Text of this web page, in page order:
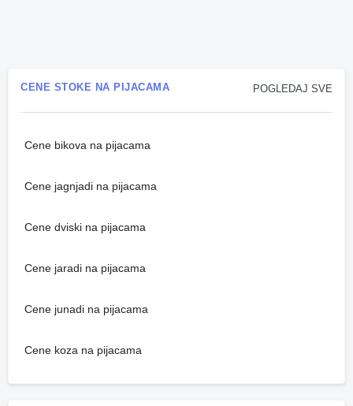
POGLEDAJ SVE
CENE STOKE NA PIJACAMA
Cene bikova na pijacama
Cene jagnjadi na pijacama
Cene dviski na pijacama
Cene jaradi na pijacama
Cene junadi na pijacama
Cene koza na pijacama